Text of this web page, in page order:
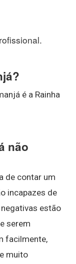
é a Rainha
não
de contar um
incapazes de
estão
serem
facilmente,
muito